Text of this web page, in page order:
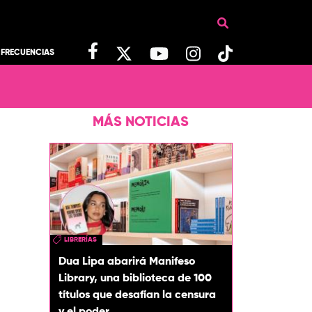
FRECUENCIAS
MÁS NOTICIAS
LIBRERÍAS
Dua Lipa abarirá Manifeso
Library, una biblioteca de 100
títulos que desafían la censura